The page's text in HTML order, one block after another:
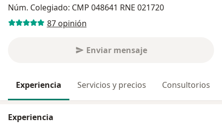
Núm. Colegiado: CMP 048641 RNE 021720
87 opinión
Enviar mensaje
Experiencia Servicios y precios Consultorios
Experiencia